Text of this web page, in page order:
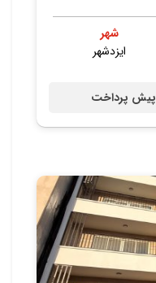
شهر
ایزدشهر
پیش پرداخت